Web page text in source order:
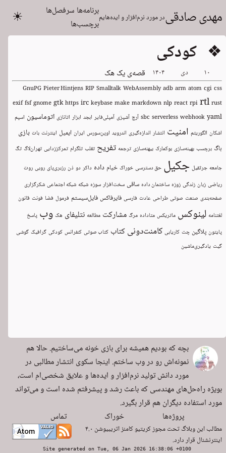
مهدی صادقیدر مورد نرم‌افزار و ایده‌هایمبرنامه‌ها سرفصل‌ها
برچسب‌ها
☀
❖ کودکی
۱۰ دی ۱۴۰۴ قصه‌ی یک هک
GnuPG Pieter Hintjens RIP Smalltalk WebAssembly adb arm atom cgi css
exif fsf gnome gtk https irc keybase make markdown nlp react rpi rtl rust
sbc serverless webhook yaml آرچ آشپزی آمپلی‌فایر ابجد ابزار اتانازی اتوماسیون اسپم
اشکان الگوریتم امنیت انتشار اندازه‌گیری اندروید اوپن‌سورس ایران ایمیل اینترنت بات بازی
باگ برچسب بهینه‌سازی بوکمارک بیهنه‌سازی ترجمه تفریح تقلب تلگرام تمرکززدایی تهران‌لاگ تگ
جامعه جرثقیل جکیل حق دسترسی خوراک خیام داده داکر دو ذن رزبری‌پای روبی روت
ریاضی زبان زندگی زوزه ساختمان داده ساقی سخت‌افزار سوزه شبکه شبکه اجتماعی شکرگزاری
صفحه‌بندی صنعت صوتی طراحی عادت فارسی فایرفاکس فایل‌سیستم فرمول فضا فونت قانون
لغتنامه لینوکس ماتریکس متاداده مرگ مشارکت مطالعه نتلیفای هک وب پاسخ
پایتون پلاگین چت کاریابی کامنت‌دونیکتاب کتاب صوتی کنفرانس کودکی گرافیک گوشی
گیت یادگیری‌ماشین
بچه که بودیم همیشه برای بازی خونه می‌ساختیم. حالا هم
نمونه‌اش رو در وب ساختم. اینجا سکوی انتشار مطالبی در
مورد دانش تولید نرم‌افزار و ایده‌ها و علایق شخصی‌ام است،
بویژه راه‌حل‌های مهندسی که باعث رشد و پیشرفتم شده است و می‌تواند
مورد استفاده دیگران هم قرار بگیرد.
پروژه‌ها
خوراک تماس
مطالب این وبلاگ تحت مجوز
کریتیو کامنز اتریبیوشن ۴.۰
اینترنشنال قرار دارد.
Site generated on Tue, 06 Jan 2026 16:38:06 +0100